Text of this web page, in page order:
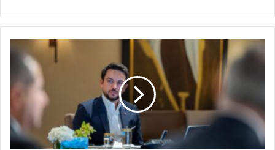
ت
ج
ا
ل
أ